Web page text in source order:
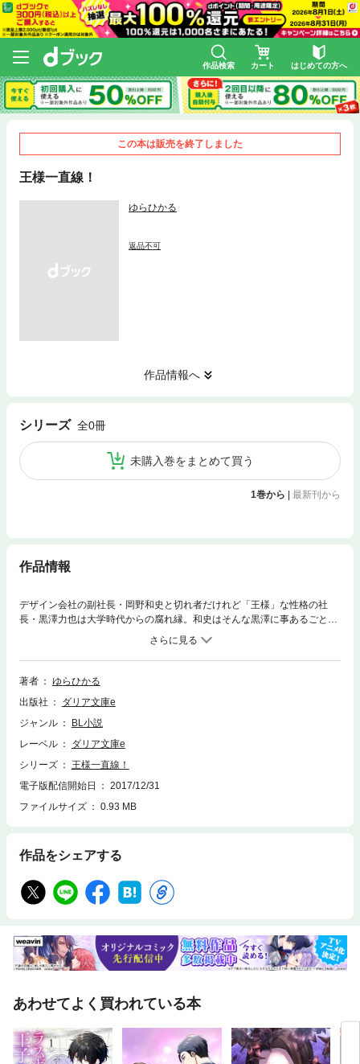
作品検索 カート はじめての方へ
この本は販売を終了しました
王様一直線！
ゆらひかる
返品不可
作品情報へ
シリーズ 全0冊
未購入巻をまとめて買う
1巻から 最新刊から
作品情報
デザイン会社の副社長・岡野和史と切れ者だけれど「王様」な性格の社
長・黒澤力也は大学時代からの腐れ縁。和史はそんな黒澤に事あるごとに
「愛してる」とからかわれては、怒りとばす毎日。だがある時、和史は取
引先の重役・小泉に気に入られ、一緒に旅行へ行くことに。そのことを知
った黒澤は和史を奪い返すために立ち上がる――！ その後の同棲編つき
♪ ※本文にイラストは含まれていません
著者
ゆらひかる
出版社
ダリア文庫e
ジャンル
BL小説
レーベル
ダリア文庫e
シリーズ
王様一直線！
電子版配信開始日
2017/12/31
ファイルサイズ
0.93 MB
作品をシェアする
あわせてよく買われている本